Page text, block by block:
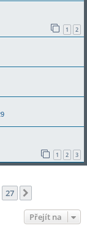
1 2
1 2 3
27
Přejít na